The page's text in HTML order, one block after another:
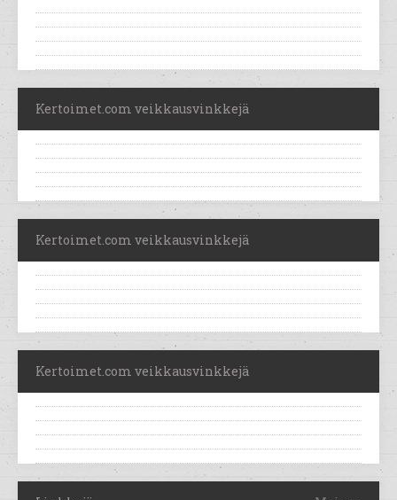
Kertoimet.com veikkausvinkkejä
Kertoimet.com veikkausvinkkejä
Kertoimet.com veikkausvinkkejä